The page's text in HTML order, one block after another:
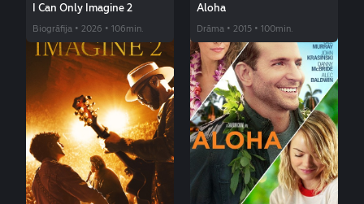
I Can Only Imagine 2
Biogrāfija • 2026 • 106min.
Aloha
Drāma • 2015 • 100min.